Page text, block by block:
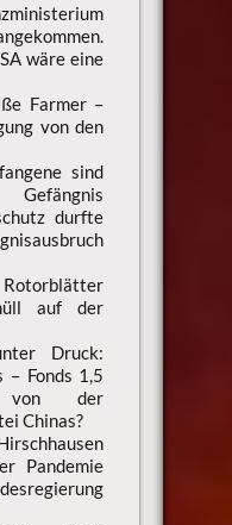
wäre eine
Farmer –
von den
sind
durfte
auf der
Druck:
– Fonds 1,5
von der
Chinas?
Pandemie